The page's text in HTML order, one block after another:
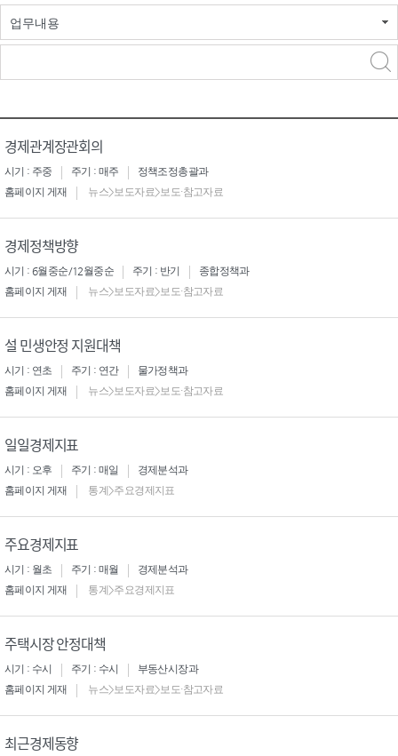
업무내용
경제관계장관회의
시기 : 주중 주기 : 매주
정책조정총괄과
홈페이지 게재
뉴스>보도자료>보도·참고자료
경제정책방향
시기 : 6월중순/12월중순 주기 : 반기
종합정책과
홈페이지 게재
뉴스>보도자료>보도·참고자료
설 민생안정 지원대책
시기 : 연초 주기 : 연간
물가정책과
홈페이지 게재
뉴스>보도자료>보도·참고자료
일일경제지표
시기 : 오후 주기 : 매일
경제분석과
홈페이지 게재
통계>주요경제지표
주요경제지표
시기 : 월초 주기 : 매월
경제분석과
홈페이지 게재
통계>주요경제지표
주택시장 안정대책
시기 : 수시 주기 : 수시
부동산시장과
홈페이지 게재
뉴스>보도자료>보도·참고자료
최근경제동향